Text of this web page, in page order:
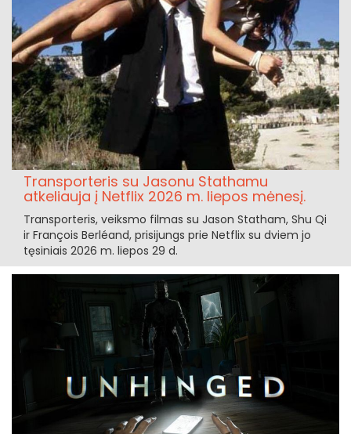
Transporteris su Jasonu Stathamu
atkeliauja į Netflix 2026 m. liepos mėnesį.
Transporteris, veiksmo filmas su Jason Statham, Shu Qi
ir François Berléand, prisijungs prie Netflix su dviem jo
tęsiniais 2026 m. liepos 29 d.